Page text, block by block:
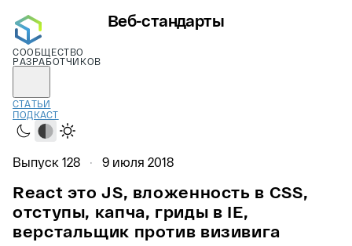
Веб-стандарты
СООБЩЕСТВО
РАЗРАБОТЧИКОВ
СТАТЬИ
ПОДКАСТ
Выпуск 128 9 июля 2018
React это JS, вложенность в CSS,
отступы, капча, гриды в IE,
верстальщик против визивига